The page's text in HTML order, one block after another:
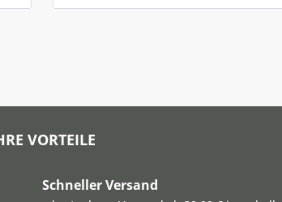
VORTEILE
Schneller Versand